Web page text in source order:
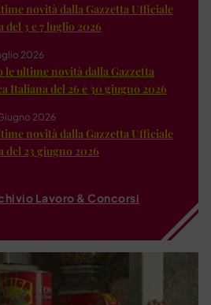
novità dalla Gazzetta Ufficiale
3 e 7 luglio 2026
2026
le ultime novità dalla Gazzetta
Italiana del 26 e 30 giugno 2026
2026
novità dalla Gazzetta Ufficiale
del 23 giugno 2026
Lavoro & Concorsi